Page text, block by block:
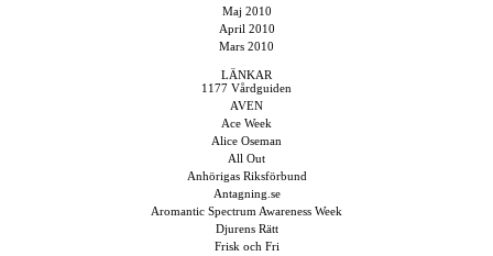
Maj 2010
April 2010
Mars 2010
LÄNKAR
1177 Vårdguiden
AVEN
Ace Week
Alice Oseman
All Out
Anhörigas Riksförbund
Antagning.se
Aromantic Spectrum Awareness Week
Djurens Rätt
Frisk och Fri